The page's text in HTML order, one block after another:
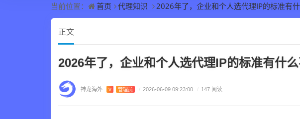
当前位置： 首页 代理知识 2026年了，企业和个人选代理IP的标准有
正文
2026年了，企业和个人选代理IP的标准有什
神龙海外 V 管理员 / 2026-06-09 09:23:00 / 147 阅读